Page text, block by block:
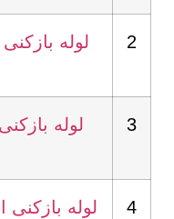
2 لوله
3 لوله
4 لوله بازکنی